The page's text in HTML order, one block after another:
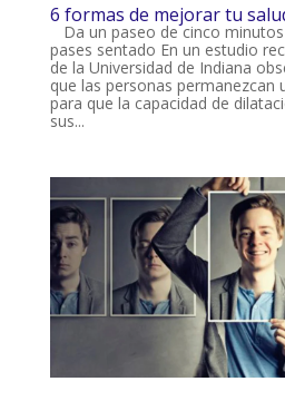
6 formas de mejorar tu
Da un paseo de cinco
pases sentado En un estudio
de la Universidad de Indiana
que las personas permanezcan
para que la capacidad de
sus...